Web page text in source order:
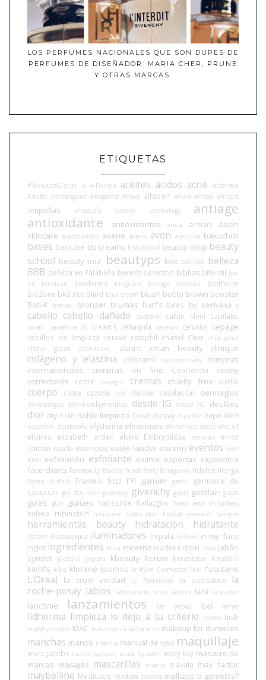
LOS PERFUMES NACIONALES QUE SON DUPES DE
PERFUMES DE DISEÑADOR: MARIA CHER, PRUNE
Y OTRAS MARCAS.
ETIQUETAS
#BesitoACerini a A-Derma aceites ácidos acné aderma
Adolfo Domínguez aengland Ahava alfaparf allure almay amope
ampollas anastasia ansolar anthology
antiage
antioxidante
antioxidantes anua armani
asian
skincare autobombo avene aveno avon ayurvida bakuchiol
bases basicare bb creams beauticool beauty drop beauty
school beauty tour beautyps bek bel-lab belleza
BBB belleza en Falabella benefit benetton biblias biferdil bio
oil
bioclean bioderma biogreen Biolage bioterra
biotherm
BioZone bkd Blas Blind blur cream blush bobbi brown booster
Boti-K
breuer bronzer brumas burt's bees by seelvana c
cabello cabello dañado cacharel calvin klein capilatis
cavalli caviahue cc creams celiaquía celimax celulitis cepage
cepillos de limpieza cerave cetaphil chanel Cher chia graal
china glaze cicatricure. clarins clean beauty clinique
colágeno y elastina colorama commonlabs
compras
internacionales
compras on line Conciencia
coony
correctores
cosrx covergirl cremas cruelty free cuello
cuerpo cutex cyzone ddf deluxe depilacion dermaglos
dermalogica dermoelementos desde IG desde IG. desfiles
dior diy DKNY doble limpieza Dove ducray dumitié Dupe Alert
ecoderm ecotools efyderma elecciones elementos esenciales elf
elixires elizabeth arden elvive Embryolisse emolan
error
común escada esencias estée lauder eucerin eventos ewe
exel exfoliación exfoliante eximia expertas exposoma
face charts farmacity fascino fendi fenty ferragamo fidelité filorga
Foreo forlle'd Framesi frizz FYI garnier gentil
germaine de
capuccini get the look giveaway givenchy gucci guerlain guess
guías guiv gurúes hairssime hallazgos head and shoulders
helena rubinstein heliocare hello skin herbal essences hermes
herramientas beauty hidratación hidratante
idraet illamasqua iluminadores impala in love in my face
inglot ingredientes Inoa invierno Isadora isdin issue jabón
syndet
jactan's jergens kbeauty kenzo kerastase Kérastase
kiehl's kiko klorane kosmos kr Kylie Cosmetics l'bel l'occitane
L'Oreal la cruel verdad La Pasionaria la puissance
la
roche-posay labios laboratorio once laborit laca lancaster
lancôme lanzamientos las pepas lbel lemel
lidherma limpieza lo dejo a tu criterio loewe lush
mabby autino MAC macadamia natural oil makeup for dummies
manchas manos mantra manual de uso maquillaje
marc jacobs mario badescu mark by avon mary kay masacre de
marcas masajes mascarillas matrix mavala max factor
maybelline Medicube medusa colores mellizos o gemelos?